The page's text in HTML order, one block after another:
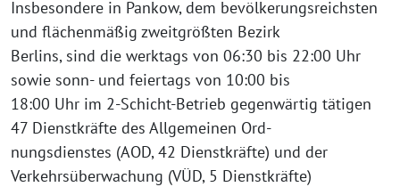
Insbesondere in Pankow, dem bevölkerungsreichsten
und flächenmäßig zweitgrößten Bezirk
Berlins, sind die werktags von 06:30 bis 22:00 Uhr
sowie sonn- und feiertags von 10:00 bis
18:00 Uhr im 2-Schicht-Betrieb gegenwärtig tätigen
47 Dienstkräfte des Allgemeinen Ord-
nungsdienstes (AOD, 42 Dienstkräfte) und der
Verkehrsüberwachung (VÜD, 5 Dienstkräfte)